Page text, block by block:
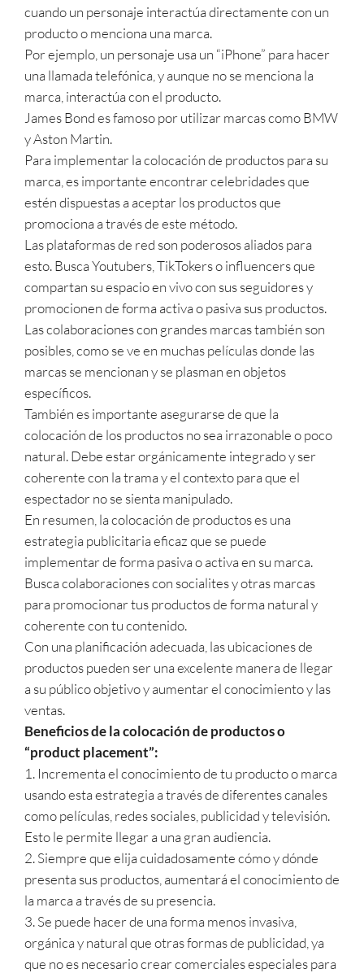
cuando un personaje interactúa directamente con un
producto o menciona una marca.
Por ejemplo, un personaje usa un “iPhone” para hacer
una llamada telefónica, y aunque no se menciona la
marca, interactúa con el producto.
James Bond es famoso por utilizar marcas como BMW
y Aston Martin.
Para implementar la colocación de productos para su
marca, es importante encontrar celebridades que
estén dispuestas a aceptar los productos que
promociona a través de este método.
Las plataformas de red son poderosos aliados para
esto. Busca Youtubers, TikTokers o influencers que
compartan su espacio en vivo con sus seguidores y
promocionen de forma activa o pasiva sus productos.
Las colaboraciones con grandes marcas también son
posibles, como se ve en muchas películas donde las
marcas se mencionan y se plasman en objetos
específicos.
También es importante asegurarse de que la
colocación de los productos no sea irrazonable o poco
natural. Debe estar orgánicamente integrado y ser
coherente con la trama y el contexto para que el
espectador no se sienta manipulado.
En resumen, la colocación de productos es una
estrategia publicitaria eficaz que se puede
implementar de forma pasiva o activa en su marca.
Busca colaboraciones con socialites y otras marcas
para promocionar tus productos de forma natural y
coherente con tu contenido.
Con una planificación adecuada, las ubicaciones de
productos pueden ser una excelente manera de llegar
a su público objetivo y aumentar el conocimiento y las
ventas.
Beneficios de la colocación de productos o
“product placement”:
1. Incrementa el conocimiento de tu producto o marca
usando esta estrategia a través de diferentes canales
como películas, redes sociales, publicidad y televisión.
Esto le permite llegar a una gran audiencia.
2. Siempre que elija cuidadosamente cómo y dónde
presenta sus productos, aumentará el conocimiento de
la marca a través de su presencia.
3. Se puede hacer de una forma menos invasiva,
orgánica y natural que otras formas de publicidad, ya
que no es necesario crear comerciales especiales para